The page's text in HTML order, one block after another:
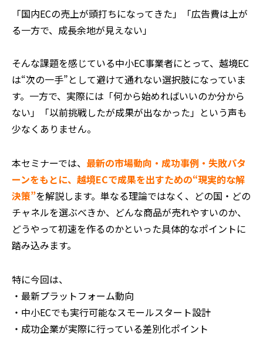
「国内ECの売上が頭打ちになってきた」「広告費は上が
る一方で、成長余地が見えない」
そんな課題を感じている中小EC事業者にとって、越境EC
は“次の一手”として避けて通れない選択肢になっていま
す。一方で、実際には「何から始めればいいのか分から
ない」「以前挑戦したが成果が出なかった」という声も
少なくありません。
本セミナーでは、 最新の市場動向・成功事例・失敗パタ
ーンをもとに、越境ECで成果を出すための“現実的な解
決策”を解説します。単なる理論ではなく、どの国・どの
チャネルを選ぶべきか、どんな商品が売れやすいのか、
どうやって初速を作るのかといった具体的なポイントに
踏み込みます。
特に今回は、
・最新プラットフォーム動向
・中小ECでも実行可能なスモールスタート設計
・成功企業が実際に行っている差別化ポイント